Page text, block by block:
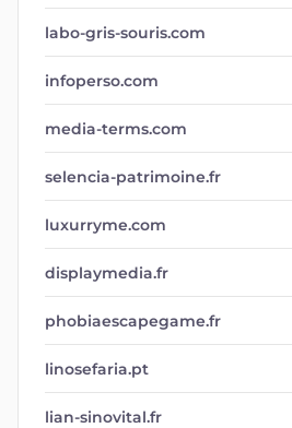
labo-gris-souris.com
infoperso.com
media-terms.com
selencia-patrimoine.fr
luxurryme.com
displaymedia.fr
phobiaescapegame.fr
linosefaria.pt
lian-sinovital.fr